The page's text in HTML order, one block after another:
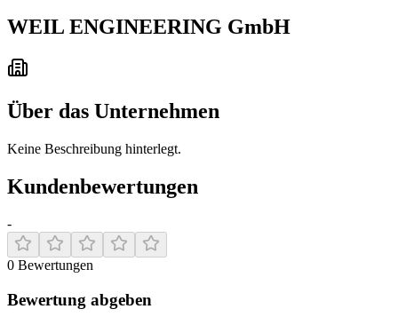
WEIL ENGINEERING GmbH
Über das Unternehmen
Keine Beschreibung hinterlegt.
Kundenbewertungen
-
0 Bewertungen
Bewertung abgeben